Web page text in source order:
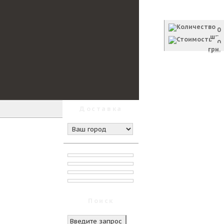
0
шт.
0
грн.